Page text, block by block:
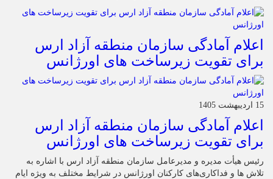
اعلام آمادگی سازمان منطقه آزاد ارس
برای تقویت زیرساخت‌ های اورژانس
15 اردیبهشت 1405
اعلام آمادگی سازمان منطقه آزاد ارس
برای تقویت زیرساخت‌ های اورژانس
رئیس هیأت‌ مدیره و مدیرعامل سازمان منطقه آزاد ارس با اشاره به
تلاش‌ ها و فداکاری‌های کارکنان اورژانس در شرایط مختلف به‌ ویژه ایام